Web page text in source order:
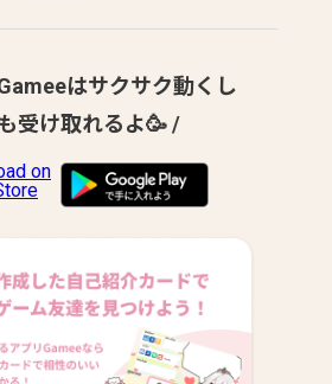
はサクサク動くし
受け取れるよ🥳 /